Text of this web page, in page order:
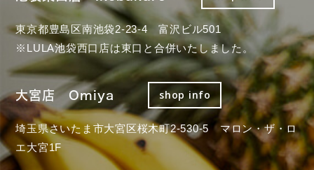
東京都豊島区南池袋2-23-4 富沢ビル501
※LULA池袋西口店は東口と合併いたしました。
大宮店 Omiya shop info
埼玉県さいたま市大宮区桜木町2-530-5 マロン・ザ・ロ
エ大宮1F